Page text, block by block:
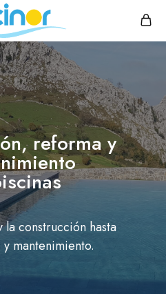
reforma y
la construcción hasta
mantenimiento.